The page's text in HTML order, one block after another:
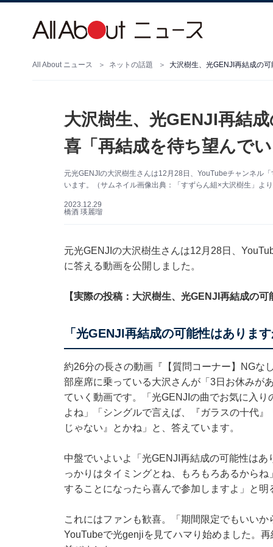
All About ニュース ネットの話題
大沢樹生、光GENJI再結
喜「再結成を待ち望んで
元光GENJIの大沢樹生さんは12月28日、YouTubeチャンネル
います。（サムネイル画像出典：「すずらん組×大沢樹生」より
2023.12.29
橋酒 瑛麗瑠
元光GENJIの大沢樹生さんは12月28日、
に答える動画を公開しました。
【実際の投稿：大沢樹生、光GENJI再結成の
「光GENJI再結成の可能性はあります
約26分の長さの動画『【質問コーナー】NGな
部座席に乗っている大沢さんが「3日お休みが
ていく動画です。「光GENJIの曲でお気に入
よね」「シングルで言えば、『ガラスの十代
じゃない』とかね」と、答えています。
中盤でいよいよ「光GENJI再結成の可能性は
っかりはタイミングとね、もろもろあるから
することになったら喜んで参加しますよ」と明
これにはファンも歓喜。「期間限定でもいい
YouTubeで光genjiを見てハマり始めました。